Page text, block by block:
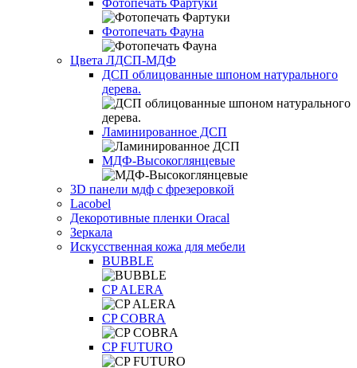
Фотопечать Фартуки
Фотопечать Фауна
Цвета ЛДСП-МДФ
ДСП облицованные шпоном натурального
дерева.
Ламинированное ДСП
МДФ-Высокоглянцевые
3D панели мдф с фрезеровкой
Lacobel
Декоротивные пленки Oracal
Зеркала
Искусственная кожа для мебели
BUBBLE
CP ALERA
CP COBRA
CP FUTURO